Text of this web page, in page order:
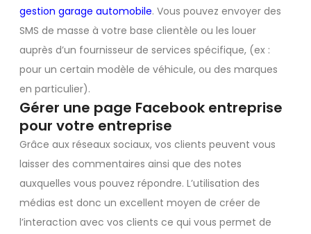
gestion garage automobile. Vous pouvez envoyer des
SMS de masse à votre base clientèle ou les louer
auprès d’un fournisseur de services spécifique, (ex :
pour un certain modèle de véhicule, ou des marques
en particulier).
Gérer une page Facebook entreprise
pour votre entreprise
Grâce aux réseaux sociaux, vos clients peuvent vous
laisser des commentaires ainsi que des notes
auxquelles vous pouvez répondre. L’utilisation des
médias est donc un excellent moyen de créer de
l’interaction avec vos clients ce qui vous permet de